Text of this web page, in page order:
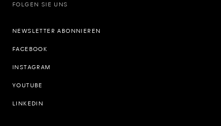
FOLGEN SIE UNS
NEWSLETTER ABONNIEREN
FACEBOOK
INSTAGRAM
YOUTUBE
LINKEDIN